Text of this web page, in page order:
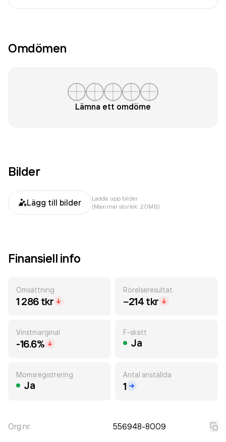
Omdömen
Lämna ett omdöme
Bilder
Lägg till bilder
Ladda upp bilder
(Maximal storlek: 20MB)
Finansiell info
Omsättning
1 286 tkr
Rörelseresultat
−214 tkr
Vinstmarginal
-16.6%
F-skatt
Ja
Momsregistrering
Ja
Antal anställda
1
Org.nr. 556948-8009